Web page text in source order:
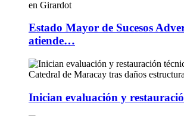
Estado Mayor de Sucesos
atiende…
Inician evaluación y